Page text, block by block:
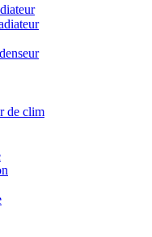
de clim